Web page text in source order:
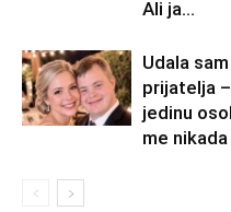
Ali ja...
Udala
prijatelja
jedinu
me